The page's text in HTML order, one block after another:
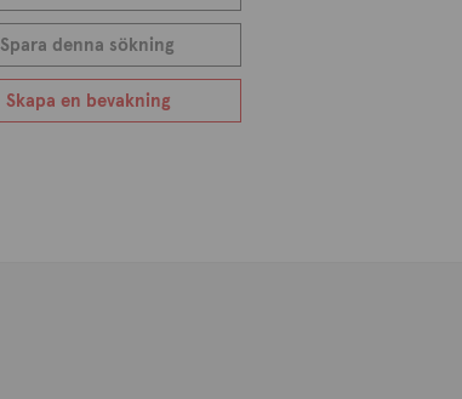
Spara denna sökning
Skapa en bevakning